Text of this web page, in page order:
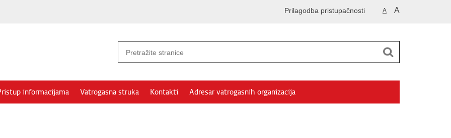
A A
Prilagodba pristupačnosti
informacijama Vatrogasna struka Kontakti Adresar vatrogasnih organizacija